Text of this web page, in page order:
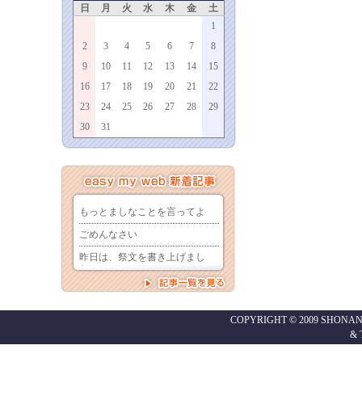
日
月 火 水 木 金
土
1
2
3 4 5 6 7
8
9
10 11 12 13 14
15
16
17 18 19 20 21
22
23
24 25 26 27 28
29
30
31
COPYRIGHT © 2009
&